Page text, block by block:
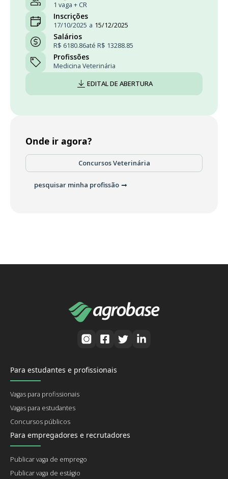
1 vaga + CR
Inscrições
17/10/2025 a 15/12/2025
Salários
R$ 6180.86até R$ 13288.85
Profissões
Medicina Veterinária
EDITAL DE ABERTURA
Onde ir agora?
Concursos Veterinária
pesquisar minha profissão
Para estudantes e profissionais
Vagas para profissionais
Vagas para estudantes
Concursos públicos
Para empregadores e recrutadores
Publicar vaga de emprego
Publicar vaga de estágio